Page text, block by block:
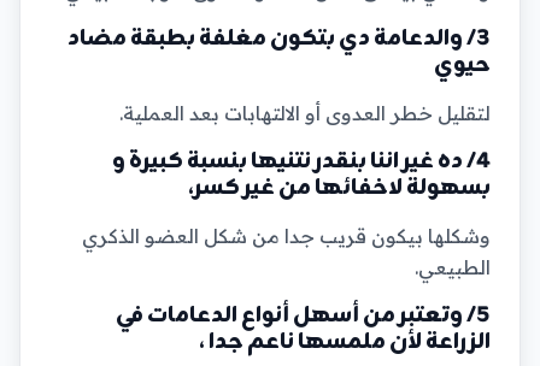
3/ والدعامة دي بتكون مغلفة بطبقة مضاد
حيوي
لتقليل خطر العدوى أو الالتهابات بعد العملية.
4/ ده غير اننا بنقدر نتنيها بنسبة كبيرة و
بسهولة لاخفائها من غير كسر،
وشكلها بيكون قريب جدا من شكل العضو الذكري
الطبيعي.
5/ وتعتبر من أسهل أنواع الدعامات في
الزراعة لأن ملمسها ناعم جدا ،